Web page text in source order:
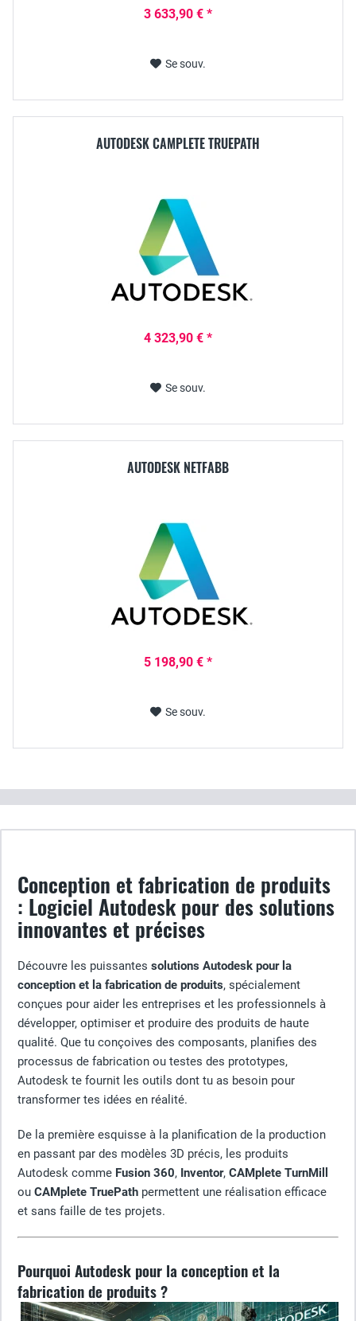
3 633,90 € *
Se souv.
AUTODESK CAMPLETE TRUEPATH
4 323,90 € *
Se souv.
AUTODESK NETFABB
5 198,90 € *
Se souv.
Conception et fabrication de produits
: Logiciel Autodesk pour des solutions
innovantes et précises
Découvre les puissantes solutions Autodesk pour la
conception et la fabrication de produits, spécialement
conçues pour aider les entreprises et les professionnels à
développer, optimiser et produire des produits de haute
qualité. Que tu conçoives des composants, planifies des
processus de fabrication ou testes des prototypes,
Autodesk te fournit les outils dont tu as besoin pour
transformer tes idées en réalité.
De la première esquisse à la planification de la production
en passant par des modèles 3D précis, les produits
Autodesk comme Fusion 360, Inventor, CAMplete TurnMill
ou CAMplete TruePath permettent une réalisation efficace
et sans faille de tes projets.
Pourquoi Autodesk pour la conception et la
fabrication de produits ?